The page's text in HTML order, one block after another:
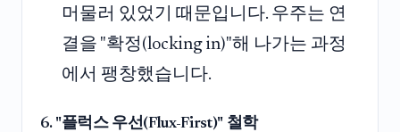
머물러 있었기 때문입니다. 우주는 연
결을 "확정(locking in)"해 나가는 과정
에서 팽창했습니다.
6. "플럭스 우선(Flux-First)" 철학